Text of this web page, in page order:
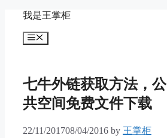
content
我是王掌柜
Menu
七牛外链获取方法，公
共空间免费文件下载
22/11/201708/04/2016 by 王掌柜